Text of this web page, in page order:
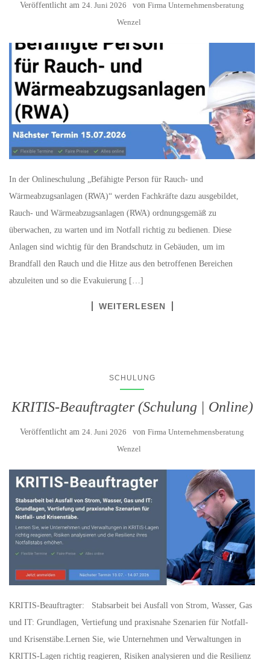
Veröffentlicht am 24. Juni 2026 von Firma Unternehmensberatung
Wenzel
In der Onlineschulung „Befähigte Person für Rauch- und
Wärmeabzugsanlagen (RWA)“ werden Fachkräfte dazu ausgebildet,
Rauch- und Wärmeabzugsanlagen (RWA) ordnungsgemäß zu
überwachen, zu warten und im Notfall richtig zu bedienen. Diese
Anlagen sind wichtig für den Brandschutz in Gebäuden, um im
Brandfall den Rauch und die Hitze aus den betroffenen Bereichen
abzuleiten und so die Evakuierung […]
WEITERLESEN
SCHULUNG
KRITIS-Beauftragter (Schulung | Online)
Veröffentlicht am 24. Juni 2026 von Firma Unternehmensberatung
Wenzel
KRITIS-Beauftragter: Stabsarbeit bei Ausfall von Strom, Wasser, Gas
und IT: Grundlagen, Vertiefung und praxisnahe Szenarien für Notfall-
und Krisenstäbe.Lernen Sie, wie Unternehmen und Verwaltungen in
KRITIS-Lagen richtig reagieren, Risiken analysieren und die Resilienz